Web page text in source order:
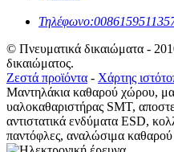
Τηλέφωνο:
© Πνευματικά δικαιώματα -
δικαιώματος.
Ζεστά προϊόντα - Χάρτης
Μαντηλάκια καθαρού χώρου,
υαλοκαθαριστήρας SMT,
αντιστατικά ενδύματα ESD,
παντόφλες, αναλώσιμα